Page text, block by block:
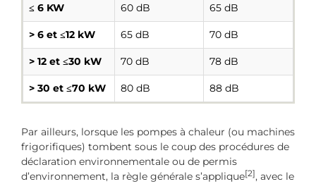
≤ 6 KW 60 dB 65 dB
> 6 et ≤12 kW 65 dB 70 dB
> 12 et ≤30 kW 70 dB 78 dB
> 30 et ≤70 kW 80 dB 88 dB
Par ailleurs, lorsque les pompes à chaleur (ou machines
frigorifiques) tombent sous le coup des procédures de
déclaration environnementale ou de permis
d’environnement, la règle générale s’applique[2], avec le